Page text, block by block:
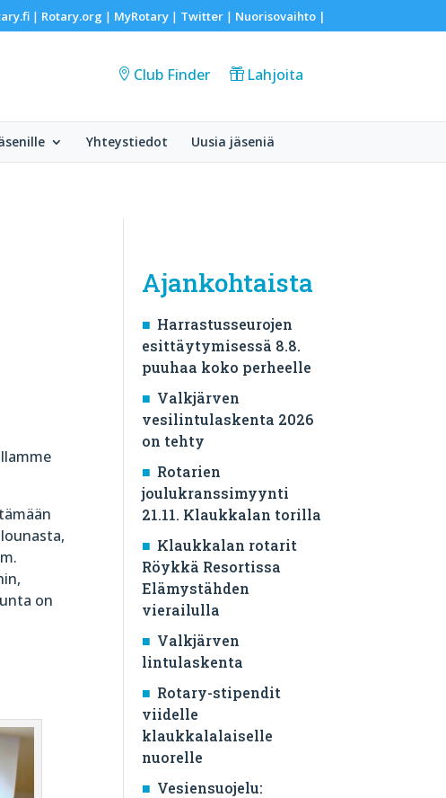
| Rotary.org | MyRotary| Twitter| Nuorisovaihto|
Club Finder Lahjoita
Yhteystiedot Uusia jäseniä
on
Ajankohtaista
Harrastusseurojen
esittäytymisessä 8.8.
puuhaa koko perheelle
Valkjärven
vesilintulaskenta 2026
on tehty
Rotarien
joulukranssimyynti
21.11. Klaukkalan torilla
Klaukkalan rotarit
Röykkä Resortissa
Elämystähden
vierailulla
Valkjärven
lintulaskenta
Rotary-stipendit
viidelle
klaukkalalaiselle
nuorelle
Vesiensuojelu: